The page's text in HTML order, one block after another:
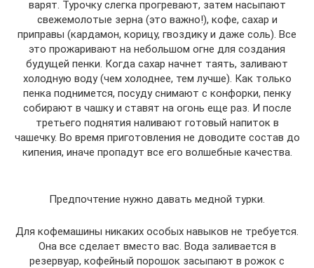
варят. Турочку слегка прогревают, затем насыпают
свежемолотые зерна (это важно!), кофе, сахар и
приправы (кардамон, корицу, гвоздику и даже соль). Все
это прожаривают на небольшом огне для создания
будущей пенки. Когда сахар начнет таять, заливают
холодную воду (чем холоднее, тем лучше). Как только
пенка поднимется, посуду снимают с конфорки, пенку
собирают в чашку и ставят на огонь еще раз. И после
третьего поднятия наливают готовый напиток в
чашечку. Во время приготовления не доводите состав до
кипения, иначе пропадут все его волшебные качества.
Предпочтение нужно давать медной турки.
Для кофемашины никаких особых навыков не требуется.
Она все сделает вместо вас. Вода заливается в
резервуар, кофейный порошок засыпают в рожок с